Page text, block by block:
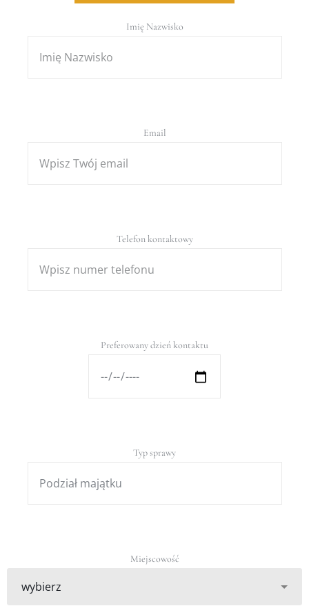
Imię Nazwisko
Email
Telefon kontaktowy
Preferowany dzień kontaktu
Typ sprawy
Miejscowość